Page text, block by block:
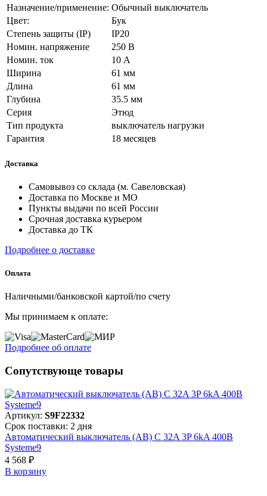
Назначение/применение: Обычный выключатель
Цвет:
Бук
Степень защиты (IP)
IP20
Номин. напряжение
250 В
Номин. ток
10 А
Ширина
61 мм
Длина
61 мм
Глубина
35.5 мм
Серия
Этюд
Тип продукта
выключатель нагрузки
Гарантия
18 месяцев
Доставка
Самовывоз со склада (м. Савеловская)
Доставка по Москве и МО
Пункты выдачи по всей России
Срочная доставка курьером
Доставка до ТК
Подробнее о доставке
Оплата
Наличными/банковской картой/по счету
Мы принимаем к оплате:
Подробнее об оплате
Сопутствующе товары
Артикул: S9F22332
Срок поставки: 2 дня
Автоматический выключатель (АВ) C 32A 3P 6kA 400В
Systeme9
4 568 ₽
В корзинy